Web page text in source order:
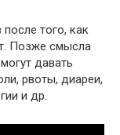
того, как
Позже смысла
давать
рвоты, диареи,
и др.